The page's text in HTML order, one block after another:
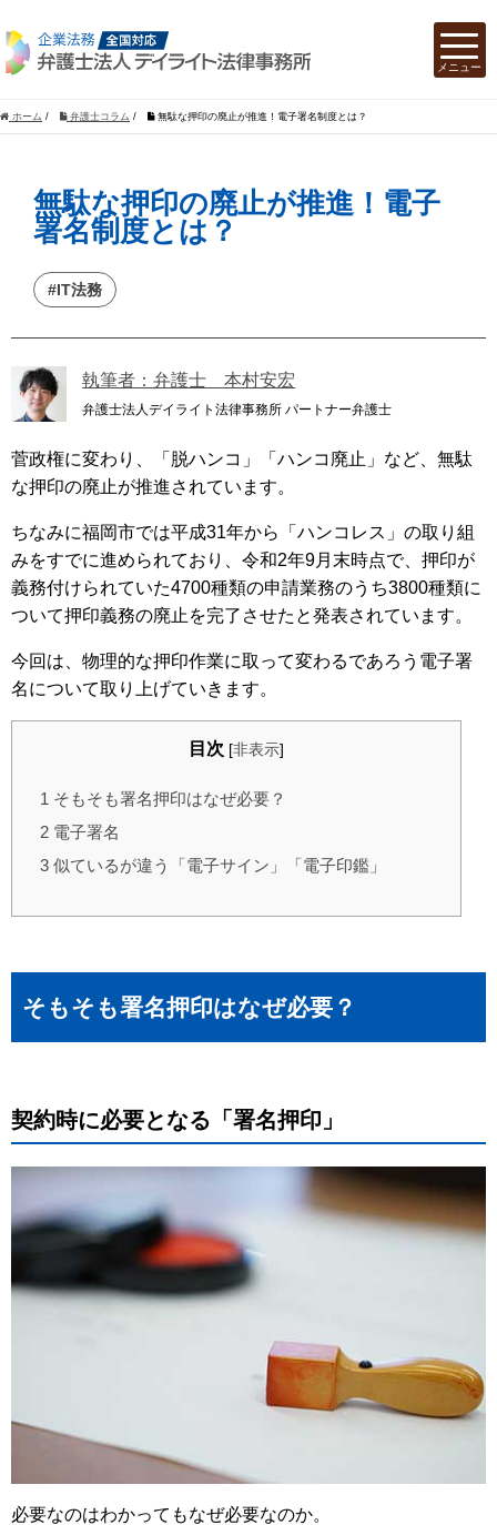
ホーム / 弁護士コラム / 無駄な押印の廃止が推進！電子署名制度とは？
無駄な押印の廃止が推進！電子
署名制度とは？
#IT法務
執筆者：弁護士 本村安宏
弁護士法人デイライト法律事務所 パートナー弁護士
菅政権に変わり、「脱ハンコ」「ハンコ廃止」など、無駄
な押印の廃止が推進されています。
ちなみに福岡市では平成31年から「ハンコレス」の取り組
みをすでに進められており、令和2年9月末時点で、押印が
義務付けられていた4700種類の申請業務のうち3800種類に
ついて押印義務の廃止を完了させたと発表されています。
今回は、物理的な押印作業に取って変わるであろう電子署
名について取り上げていきます。
目次 [非表示]
1 そもそも署名押印はなぜ必要？
2 電子署名
3 似ているが違う「電子サイン」「電子印鑑」
そもそも署名押印はなぜ必要？
契約時に必要となる「署名押印」
必要なのはわかってもなぜ必要なのか。